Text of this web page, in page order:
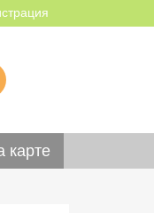
карте